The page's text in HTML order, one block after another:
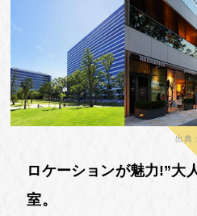
出典：
ロケーションが魅力!”大
室。